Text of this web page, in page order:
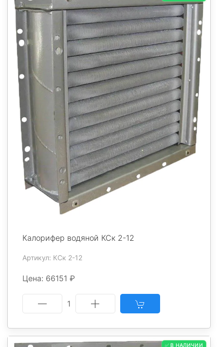
Калорифер водяной КСк 2-12
Артикул: КСк 2-12
Цена: 66151 ₽
1
✅ В НАЛИЧИИ